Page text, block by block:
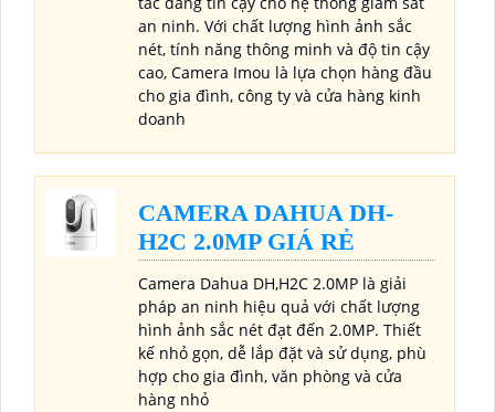
an ninh. Với chất lượng hình ảnh sắc
nét, tính năng thông minh và độ tin cậy
cao, Camera Imou là lựa chọn hàng đầu
cho gia đình, công ty và cửa hàng kinh
doanh
CAMERA DAHUA DH-
H2C 2.0MP GIÁ RẺ
Camera Dahua DH,H2C 2.0MP là giải
pháp an ninh hiệu quả với chất lượng
hình ảnh sắc nét đạt đến 2.0MP. Thiết
kế nhỏ gọn, dễ lắp đặt và sử dụng, phù
hợp cho gia đình, văn phòng và cửa
hàng nhỏ